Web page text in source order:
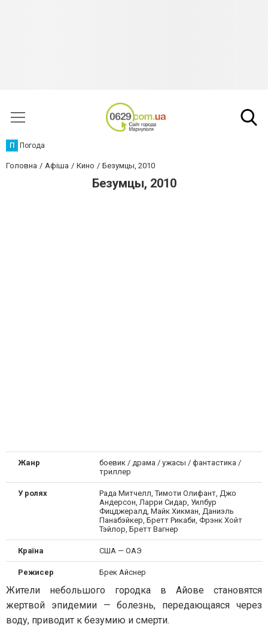
П Погода
Головна Афіша Кино Безумцы, 2010
Безумцы, 2010
Жанр
боевик / драма / ужасы / фантастика /
триллер
У ролях
Рада Митчелл, Тимоти Олифант, Джо
Андерсон, Ларри Сидар, Уилбур
Фицджералд, Майк Хикман, Даниэль
Панабэйкер, Бретт Рикаби, Фрэнк Хойт
Тэйлор, Бретт Вагнер
Країна США — ОАЭ
Режисер Брек Айснер
Жители небольшого городка в Айове становятся
жертвой эпидемии — болезнь, передающаяся через
воду, приводит к безумию и смерти.